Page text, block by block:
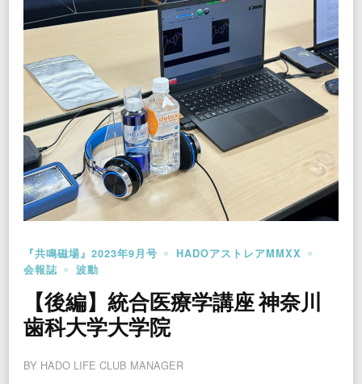
『共鳴磁場』2023年9月号
HADOアストレアMMXX
会報誌
波動
【後編】統合医療学講座 神奈川
歯科大学大学院
BY HADO LIFE CLUB MANAGER